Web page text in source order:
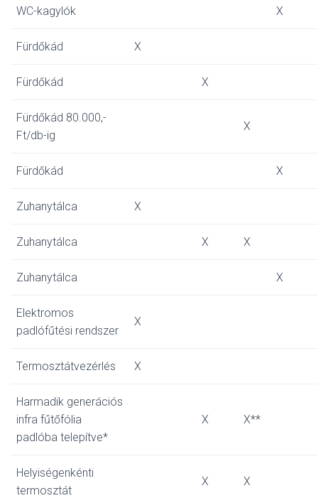
WC-kagylók X
Fürdőkád X
Fürdőkád X
Fürdőkád 80.000,-
Ft/db-ig
X
Fürdőkád X
Zuhanytálca X
Zuhanytálca X X
Zuhanytálca X
Elektromos
padlófűtési rendszer
X
Termosztátvezérlés X
Harmadik generációs
infra fűtőfólia
padlóba telepítve*
X X**
Helyiségenkénti
termosztát
X X